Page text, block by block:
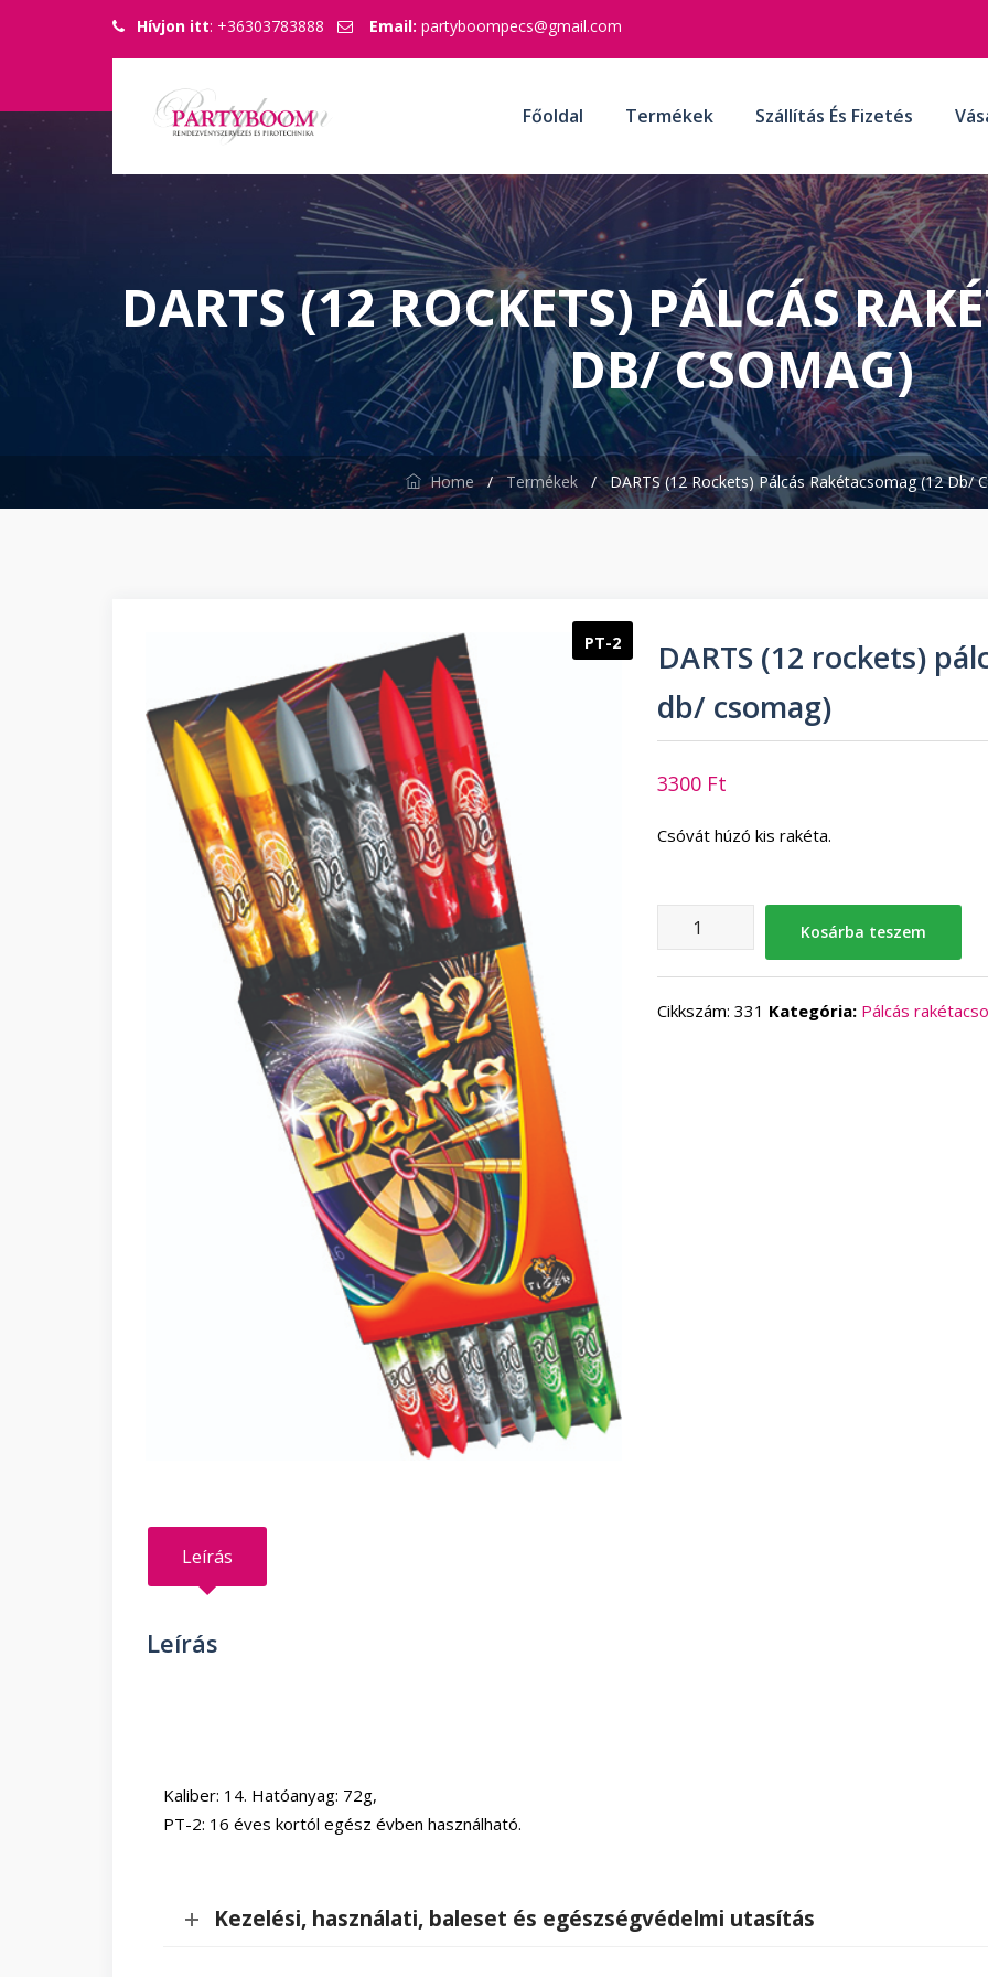
Hívjon itt: +36303783888 Email: partyboompecs@gmail.com
Főoldal Termékek Szállítás És Fizetés
DARTS (12 ROCKETS) PÁLCÁS
DB/ CSOMAG)
Home/ Termékek/ DARTS (12 Rockets) Pálcás Rakétacsomag (12 Db/
PT-2
DARTS (12 rockets)
db/ csomag)
3300 Ft
Csóvát húzó kis rakéta.
DARTS
(12
rockets)
pálcás
Kosárba teszem
Cikkszám:331 Kategória: Pálcás
Leírás
Leírás
Kaliber: 14. Hatóanyag: 72g,
PT-2: 16 éves kortól egész évben használható.
Kezelési, használati, baleset és egészségvédelmi utasítás